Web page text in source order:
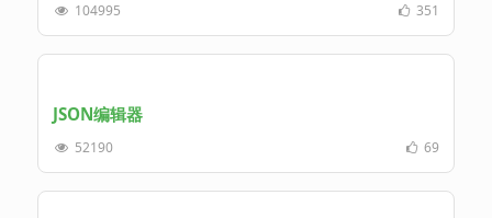
104995 351
JSON编辑器
52190 69